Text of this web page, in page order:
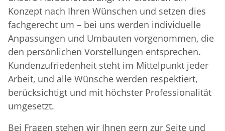
Konzept nach Ihren Wünschen und setzen dies
fachgerecht um – bei uns werden individuelle
Anpassungen und Umbauten vorgenommen, die
den persönlichen Vorstellungen entsprechen.
Kundenzufriedenheit steht im Mittelpunkt jeder
Arbeit, und alle Wünsche werden respektiert,
berücksichtigt und mit höchster Professionalität
umgesetzt.
Bei Fragen stehen wir Ihnen gern zur Seite und